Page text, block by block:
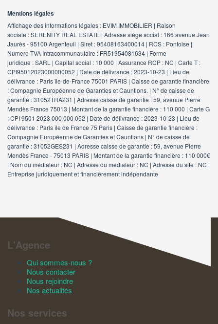
Mentions légales
Affichage des informations légales : EVIM IMMOBILIER | Raison
sociale : SERENITY REAL ESTATE | Adresse siège social : 166 avenue Jean
Jaurès - 95100 Argenteuil | Siret : 95408163400014 | RCS : Pontoise |
Numero TVA Intracommunautaire : FR51954081634 | Forme
juridique : SARL | Capital social : 10 000 | Assurance RCP : NC | Carte T :
CPI95012023000000052 | Date de délivrance : 2023-10-23 | Lieu de
délivrance : Paris île-de-France 75001 PARIS | Caisse de garantie financière
: Compagnie Européenne de Garanties et Cauntions. | N° de caisse de
garantie : 31052TRA231 | Adresse caisse de garantie : 59, avenue Pierre
Mendès France 75013 | Montant de la garantie financière : 110 000 | Carte G
: CPI 9501 2023 000 000 052 | Date de délivrance : 2023-10-23 | Lieu de
délivrance : Paris île de France 75 Paris | Caisse de garantie financière :
Compagnie Européenne de Garanties et Cauntions | N° de caisse de
garantie : 31052GES231 | Adresse caisse de garantie : 59, avenue Pierre
Mendès France - 75013 PARIS | Montant de la garantie financière : 110 000€
| Nom du médiateur : NC | Adresse du médiateur : NC | Adresse du site : NC |
Entreprise juridiquement et financièrement indépendante
L'Agence
Qui sommes-nous ?
Nous contacter
Nous rejoindre
Nos actualités
Nos services